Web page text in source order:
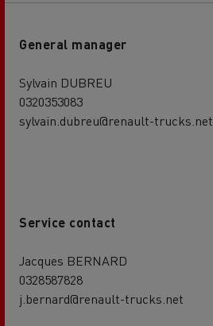
General manager
Sylvain DUBREU
0320353083
sylvain.dubreu@renault-trucks.net
Service contact
Jacques BERNARD
0328587828
j.bernard@renault-trucks.net